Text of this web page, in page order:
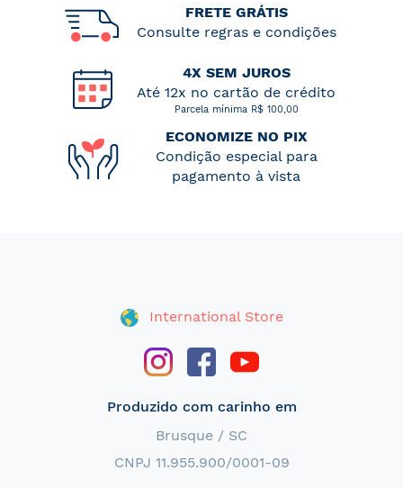
FRETE GRÁTIS
Consulte regras e condições
4X SEM JUROS
Até 12x no cartão de crédito
Parcela mínima R$ 100,00
ECONOMIZE NO PIX
Condição especial para
pagamento à vista
International Store
Produzido com carinho em
Brusque / SC
CNPJ 11.955.900/0001-09